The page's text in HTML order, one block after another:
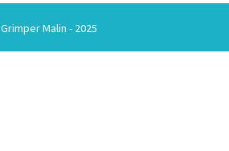
Grimper Malin - 2025